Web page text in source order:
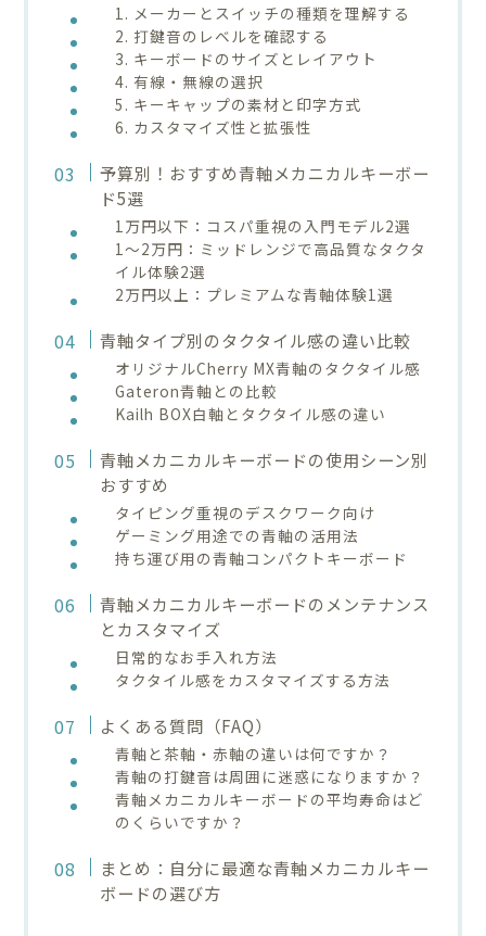
1. メーカーとスイッチの種類を理解する
2. 打鍵音のレベルを確認する
3. キーボードのサイズとレイアウト
4. 有線・無線の選択
5. キーキャップの素材と印字方式
6. カスタマイズ性と拡張性
予算別！おすすめ青軸メカニカルキーボー
ド5選
1万円以下：コスパ重視の入門モデル2選
1〜2万円：ミッドレンジで高品質なタクタ
イル体験2選
2万円以上：プレミアムな青軸体験1選
青軸タイプ別のタクタイル感の違い比較
オリジナルCherry MX青軸のタクタイル感
Gateron青軸との比較
Kailh BOX白軸とタクタイル感の違い
青軸メカニカルキーボードの使用シーン別
おすすめ
タイピング重視のデスクワーク向け
ゲーミング用途での青軸の活用法
持ち運び用の青軸コンパクトキーボード
青軸メカニカルキーボードのメンテナンス
とカスタマイズ
日常的なお手入れ方法
タクタイル感をカスタマイズする方法
よくある質問（FAQ）
青軸と茶軸・赤軸の違いは何ですか？
青軸の打鍵音は周囲に迷惑になりますか？
青軸メカニカルキーボードの平均寿命はど
のくらいですか？
まとめ：自分に最適な青軸メカニカルキー
ボードの選び方